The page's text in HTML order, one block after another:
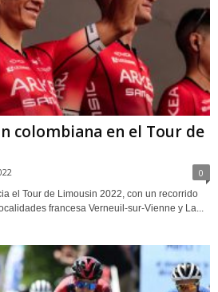
colombiana en el Tour de
0
el Tour de Limousin 2022, con un recorrido
francesa Verneuil-sur-Vienne y La...